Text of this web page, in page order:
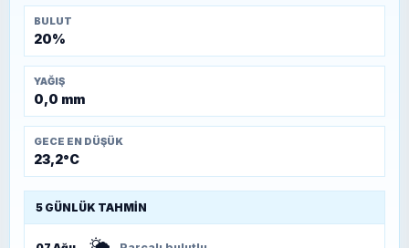
BULUT
20%
YAĞIŞ
0,0 mm
GECE EN DÜŞÜK
23,2°C
5 GÜNLÜK TAHMIN